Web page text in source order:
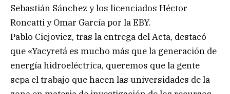
Sebastián Sánchez y los licenciados Héctor
Roncatti y Omar García por la EBY.
Pablo Ciejovicz, tras la entrega del Acta, destacó
que «Yacyretá es mucho más que la generación de
energía hidroeléctrica, queremos que la gente
sepa el trabajo que hacen las universidades de la